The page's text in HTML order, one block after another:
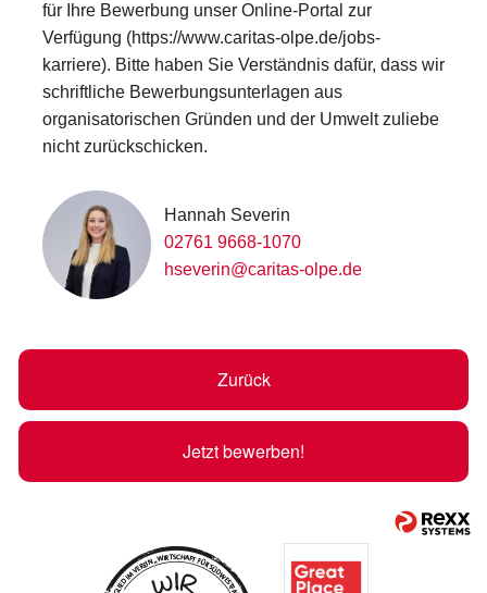
für Ihre Bewerbung unser Online-Portal zur
Verfügung (https://www.caritas-olpe.de/jobs-
karriere). Bitte haben Sie Verständnis dafür, dass wir
schriftliche Bewerbungsunterlagen aus
organisatorischen Gründen und der Umwelt zuliebe
nicht zurückschicken.
Hannah Severin
02761 9668-1070
hseverin@caritas-olpe.de
Zurück
Jetzt bewerben!